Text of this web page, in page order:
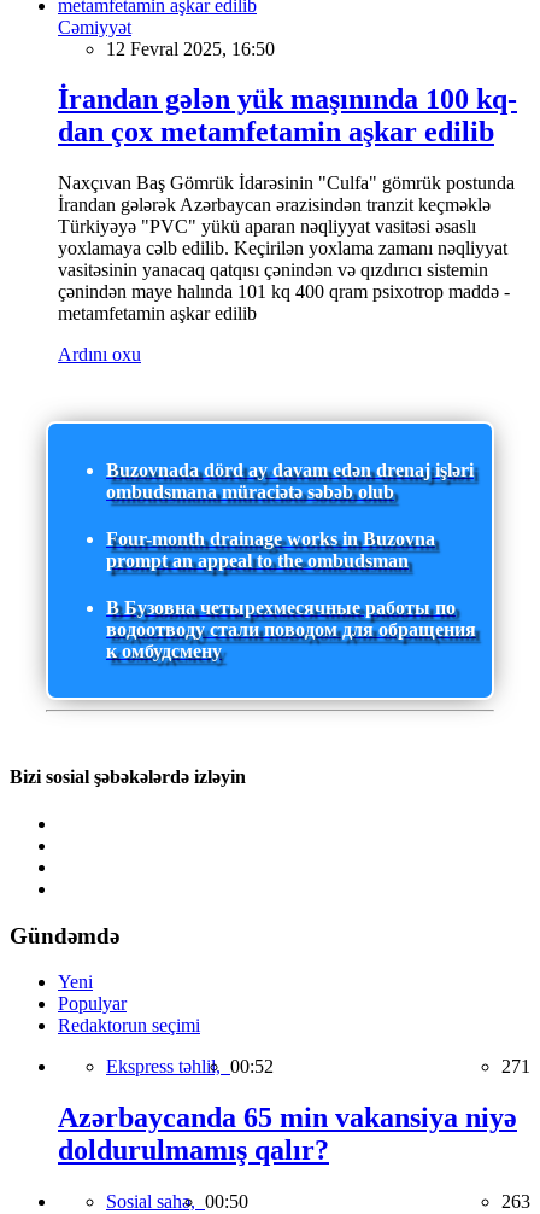
Cəmiyyət
12 Fevral 2025, 16:50
İrandan gələn yük maşınında 100 kq-
dan çox metamfetamin aşkar edilib
Naxçıvan Baş Gömrük İdarəsinin "Culfa" gömrük postunda
İrandan gələrək Azərbaycan ərazisindən tranzit keçməklə
Türkiyəyə "PVC" yükü aparan nəqliyyat vasitəsi əsaslı
yoxlamaya cəlb edilib. Keçirilən yoxlama zamanı nəqliyyat
vasitəsinin yanacaq qatqısı çənindən və qızdırıcı sistemin
çənindən maye halında 101 kq 400 qram psixotrop maddə -
metamfetamin aşkar edilib
Ardını oxu
Buzovnada dörd ay davam edən drenaj işləri
ombudsmana müraciətə səbəb olub
Four-month drainage works in Buzovna
prompt an appeal to the ombudsman
В Бузовна четырехмесячные работы по
водоотводу стали поводом для обращения
к омбудсмену
Bizi sosial şəbəkələrdə izləyin
Gündəmdə
Yeni
Populyar
Redaktorun seçimi
Ekspress təhlil, 00:52 271
Azərbaycanda 65 min vakansiya niyə
doldurulmamış qalır?
Sosial sahə, 00:50 263